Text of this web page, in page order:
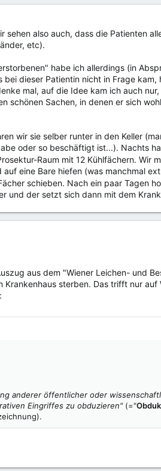
also auch, dass die Patienten
etc).
habe ich allerdings (in
dieser Patientin nicht in Frage
mal, auf die Idee kam ich auch nur,
schönen Sachen, in denen er sich
wir sie selber runter in den Keller
oder so beschäftigt ist...). Nachts
Raum mit 12 Kühlfächern. Wir
eine Bare hiefen (was manchmal
schieben. Nach ein paar Tagen
und der setzt sich dann mit dem
aus dem "Wiener Leichen- und
sterben. Das trifft nur
anderer öffentlicher oder
Eingriffes zu obduzieren"(="